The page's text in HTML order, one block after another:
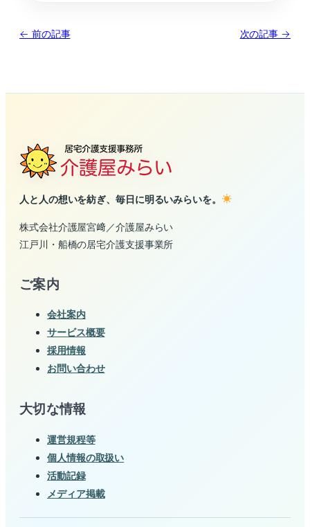
← 前の記事 次の記事 →
人と人の想いを紡ぎ、毎日に明るいみらいを。
株式会社介護屋宮﨑／介護屋みらい
江戸川・船橋の居宅介護支援事業所
ご案内
会社案内
サービス概要
採用情報
お問い合わせ
大切な情報
運営規程等
個人情報の取扱い
活動記録
メディア掲載